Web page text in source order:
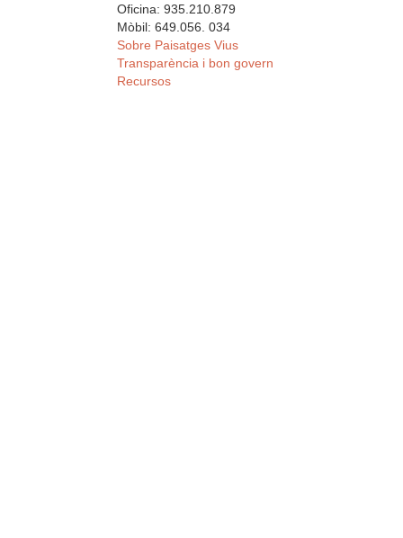
Oficina: 935.210.879
Mòbil: 649.056. 034
Sobre Paisatges Vius
Transparència i bon govern
Recursos